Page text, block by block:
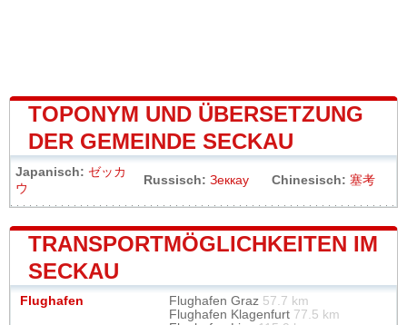
TOPONYM UND ÜBERSETZUNG
DER GEMEINDE SECKAU
Japanisch: ゼッカ
ウ
Russisch: Зеккау Chinesisch: 塞考
TRANSPORTMÖGLICHKEITEN IM
SECKAU
Flughafen Flughafen Graz 57.7 km
Flughafen Klagenfurt 77.5 km